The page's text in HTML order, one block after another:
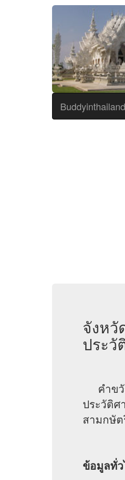
จังหวั
ประวั
คำขวั
ประวัติศ
สามกษั
ข้อมูลทั่